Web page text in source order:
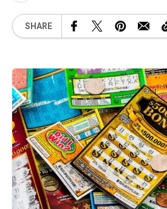
SHARE